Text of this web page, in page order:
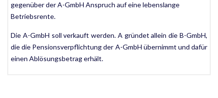
gegenüber der A-GmbH Anspruch auf eine lebenslange
Betriebsrente.
Die A-GmbH soll verkauft werden. A gründet allein die B-GmbH,
die die Pensionsverpflichtung der A-GmbH übernimmt und dafür
einen Ablösungsbetrag erhält.